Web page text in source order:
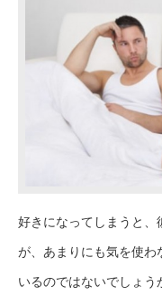
好きになってしまうと、
が、あまりにも気を使わ
いるのではないでしょう